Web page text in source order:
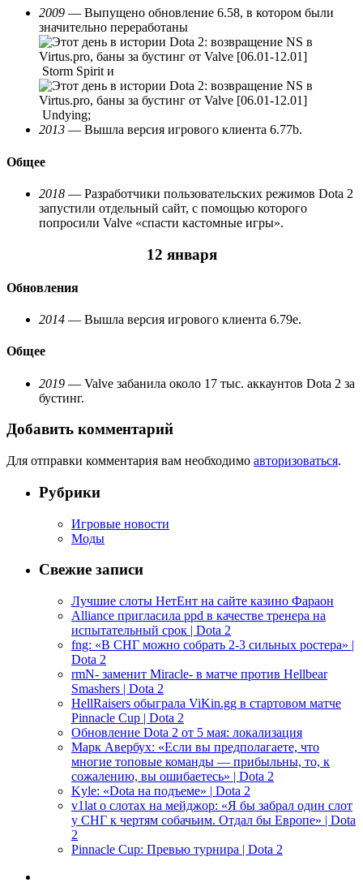
2009 — Выпущено обновление 6.58, в котором были
значительно переработаны
Storm Spirit и
Undying;
2013 — Вышла версия игрового клиента 6.77b.
Общее
2018 — Разработчики пользовательских режимов Dota 2
запустили отдельный сайт, с помощью которого
попросили Valve «спасти кастомные игры».
12 января
Обновления
2014 — Вышла версия игрового клиента 6.79e.
Общее
2019 — Valve забанила около 17 тыс. аккаунтов Dota 2 за
бустинг.
Добавить комментарий
Для отправки комментария вам необходимо авторизоваться.
Рубрики
Игровые новости
Моды
Свежие записи
Лучшие слоты НетЕнт на сайте казино Фараон
Alliance пригласила ppd в качестве тренера на
испытательный срок | Dota 2
fng: «В СНГ можно собрать 2-3 сильных ростера» |
Dota 2
rmN- заменит Miracle- в матче против Hellbear
Smashers | Dota 2
HellRaisers обыграла ViKin.gg в стартовом матче
Pinnacle Cup | Dota 2
Обновление Dota 2 от 5 мая: локализация
Марк Авербух: «Если вы предполагаете, что
многие топовые команды — прибыльны, то, к
сожалению, вы ошибаетесь» | Dota 2
Kyle: «Dota на подъеме» | Dota 2
v1lat о слотах на мейджор: «Я бы забрал один слот
у СНГ к чертям собачьим. Отдал бы Европе» | Dota
2
Pinnacle Cup: Превью турнира | Dota 2